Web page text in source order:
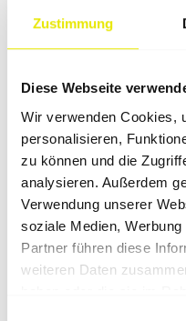
Zustimmung
Diese Webseite
Wir verwenden Cookies,
personalisieren,
zu können und die
analysieren. Außerdem
Verwendung unserer
soziale Medien,
Partner führen diese
weiteren Daten